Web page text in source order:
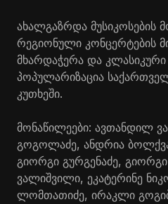
ახალგაზრდა მუსიკოსების
რეგიონული კონცერტების
მხარდაჭერა და კლასიკური
პოპულარიზაცია
კუთხეში.
მონაწილეები: ავთანდილ
გოგოლაძე, ანდრია
გიორგი გურგენაძე,
ვალიშვილი, ეკატერინე
ლომთათიძე, ირაკლი